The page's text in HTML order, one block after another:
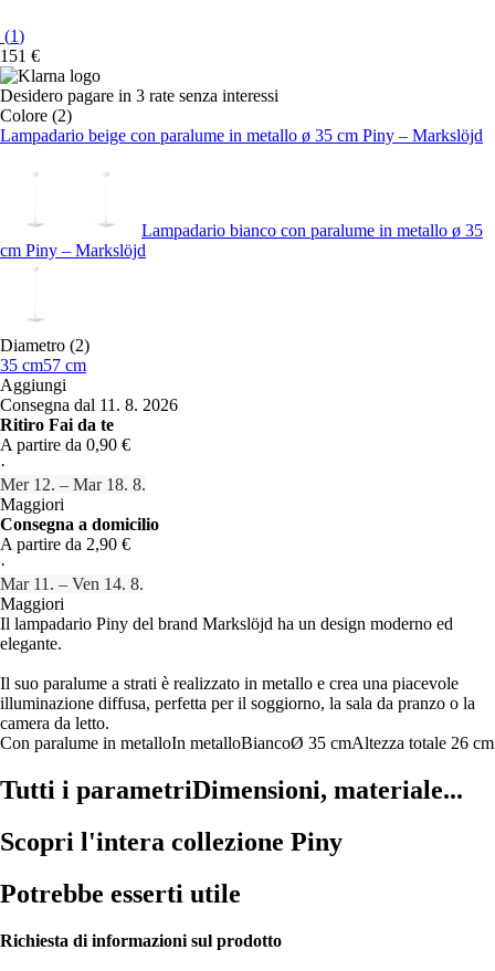
(1)
151 €
Desidero pagare in 3 rate senza interessi
Colore (2)
Lampadario beige con paralume in metallo ø 35 cm Piny – Markslöjd
Lampadario bianco con paralume in metallo ø 35
cm Piny – Markslöjd
Diametro (2)
35 cm57 cm
Aggiungi
Consegna dal 11. 8. 2026
Ritiro Fai da te
A partire da 0,90 €
·
Mer 12. – Mar 18. 8.
Maggiori
Consegna a domicilio
A partire da 2,90 €
·
Mar 11. – Ven 14. 8.
Maggiori
Il lampadario Piny del brand Markslöjd ha un design moderno ed
elegante.
Il suo paralume a strati è realizzato in metallo e crea una piacevole
illuminazione diffusa, perfetta per il soggiorno, la sala da pranzo o la
camera da letto.
Con paralume in metalloIn metalloBiancoØ 35 cmAltezza totale 26 cm
Tutti i parametriDimensioni, materiale...
Scopri l'intera collezione Piny
Potrebbe esserti utile
Richiesta di informazioni sul prodotto